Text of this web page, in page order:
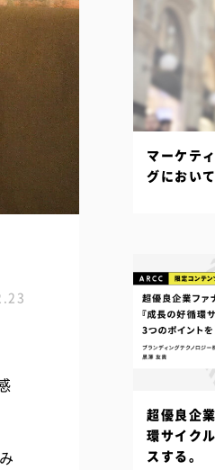
超優良企
環サイク
スする。
マーケテ
グにおい